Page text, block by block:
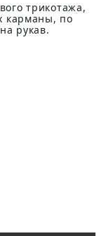
трикотажа,
карманы, по
рукав.